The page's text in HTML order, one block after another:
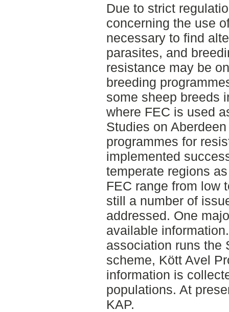
Due to strict
concerning the use
necessary to find
parasites, and
resistance may be
breeding
some sheep breeds
where FEC is used
Studies on
programmes for
implemented
temperate regions
FEC range from low
still a number of
addressed. One
available
association runs the
scheme, Kött Avel
information is
populations. At
KAP.